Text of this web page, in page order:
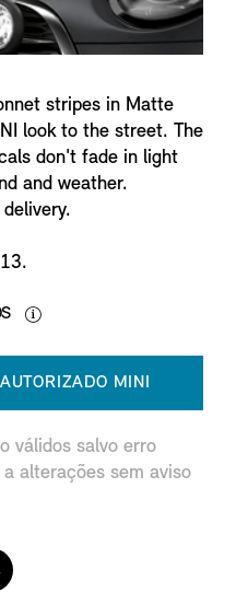
stripes in Matte
look to the street. The
don't fade in light
and weather.
MINI
válidos salvo erro
alterações sem aviso